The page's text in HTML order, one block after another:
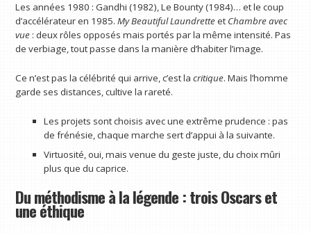
Les années 1980 : Gandhi (1982), Le Bounty (1984)… et le coup
d’accélérateur en 1985.My Beautiful Laundretteet Chambre avec
vue : deux rôles opposés mais portés par la même intensité. Pas
de verbiage, tout passe dans la manière d’habiter l’image.
Ce n’est pas la célébrité qui arrive, c’est lacritique. Mais l’homme
garde ses distances, cultive la rareté.
Les projets sont choisis avec une extrême prudence : pas
de frénésie, chaque marche sert d’appui à la suivante.
Virtuosité, oui, mais venue du geste juste, du choix mûri
plus que du caprice.
Du méthodisme à la légende : trois Oscars et
une éthique